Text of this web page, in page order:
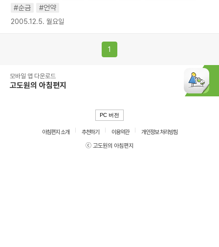
#순금
#언약
2005.12.5. 월요일
1
모바일 앱 다운로드
고도원의 아침편지
PC 버전
아침편지 소개 추천하기 이용약관
개인정보 처리방침
ⓒ 고도원의 아침편지